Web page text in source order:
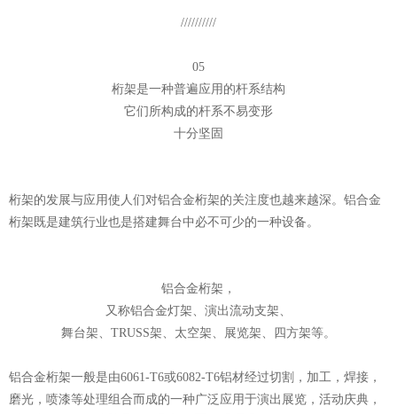
//////////
05
桁架是一种普遍应用的杆系结构
它们所构成的杆系不易变形
十分坚固
桁架的发展与应用使人们对铝合金桁架的关注度也越来越深。铝合金
桁架既是建筑行业也是搭建舞台中必不可少的一种设备。
铝合金桁架，
又称铝合金灯架、演出流动支架、
舞台架、TRUSS架、太空架、展览架、四方架等。
铝合金桁架一般是由6061-T6或6082-T6铝材经过切割，加工，焊接，
磨光，喷漆等处理组合而成的一种广泛应用于演出展览，活动庆典，